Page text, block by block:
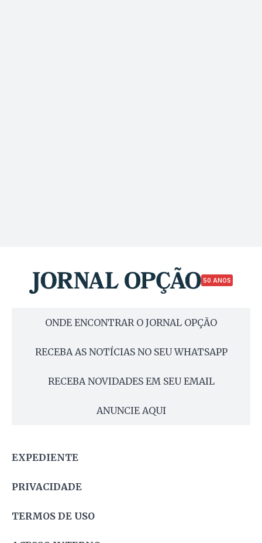
50 ANOS
ONDE ENCONTRAR O JORNAL OPÇÃO
RECEBA AS NOTÍCIAS NO SEU WHATSAPP
RECEBA NOVIDADES EM SEU EMAIL
ANUNCIE AQUI
EXPEDIENTE
PRIVACIDADE
TERMOS DE USO